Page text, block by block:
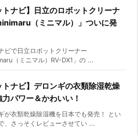
トナビ】日立のロボットクリーナ
（ミニマル）」ついに発
ビで日立ロボットクリーナー
（ミニマル）RV-DX1」の ...
トナビ】デロンギの衣類除湿乾燥
パワー＆かわいい！
が衣類乾燥除湿機を日本でも発売！ とい
、さっそくレビューさせてい ...